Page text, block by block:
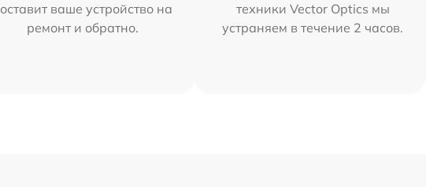
ваше устройство на
ремонт и обратно.
техники Vector Optics мы
устраняем в течение 2 часов.